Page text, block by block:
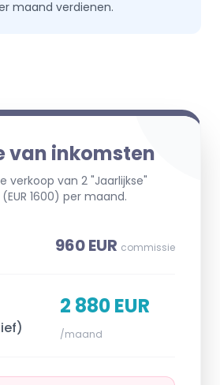
maand verdienen.
van inkomsten
verkoop van 2 "Jaarlijkse"
1600) per maand.
960 EUR commissie
2 880 EUR
/maand